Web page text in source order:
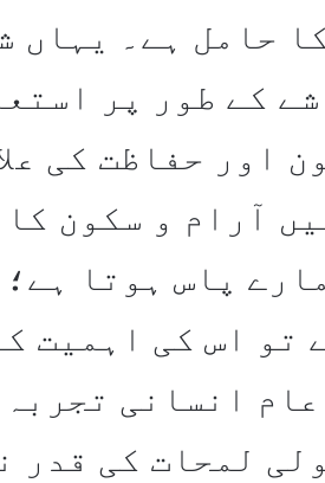
حامل ہے۔ یہاں
کے طور پر
اور حفاظت کی
آرام و سکون
پاس ہوتا
تو اس کی اہمیت
انسانی
لمحات کی قدر